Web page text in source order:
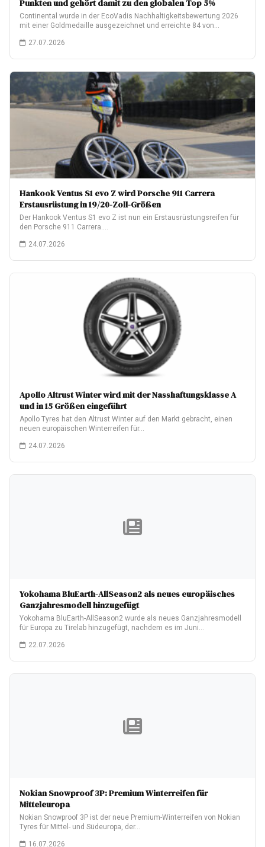
Punkten und gehört damit zu den globalen Top 5%
Continental wurde in der EcoVadis Nachhaltigkeitsbewertung 2026
mit einer Goldmedaille ausgezeichnet und erreichte 84 von…
27.07.2026
Hankook Ventus S1 evo Z wird Porsche 911 Carrera
Erstausrüstung in 19/20-Zoll-Größen
Der Hankook Ventus S1 evo Z ist nun ein Erstausrüstungsreifen für
den Porsche 911 Carrera.…
24.07.2026
Apollo Altrust Winter wird mit der Nasshaftungsklasse A
und in 15 Größen eingeführt
Apollo Tyres hat den Altrust Winter auf den Markt gebracht, einen
neuen europäischen Winterreifen für…
24.07.2026
Yokohama BluEarth-AllSeason2 als neues europäisches
Ganzjahresmodell hinzugefügt
Yokohama BluEarth-AllSeason2 wurde als neues Ganzjahresmodell
für Europa zu Tirelab hinzugefügt, nachdem es im Juni…
22.07.2026
Nokian Snowproof 3P: Premium Winterreifen für
Mitteleuropa
Nokian Snowproof 3P ist der neue Premium-Winterreifen von Nokian
Tyres für Mittel- und Südeuropa, der…
16.07.2026